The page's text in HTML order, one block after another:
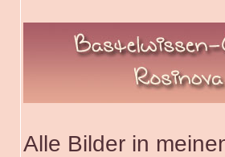
Alle Bilder in